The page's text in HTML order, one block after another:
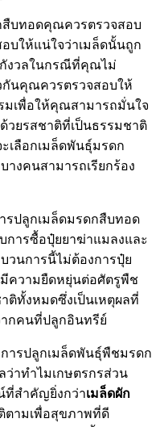
สืบทอดคุณควรตรวจสอบ
อบให้แน่ใจว่าเมล็ดนั้นถูก
งวลในกรณีที่คุณไม่
กันคุณควรตรวจสอบให้
มเพื่อให้คุณสามารถมั่นใจ
วยรสชาติที่เป็นธรรมชาติ
เลือกเมล็ดพันธุ์มรดก
างคนสามารถเรียกร้อง
รปลูกเมล็ดมรดกสืบทอด
การซื้อปุ๋ยยาฆ่าแมลงและ
วนการนี้ไม่ต้องการปุ๋ย
มีความยืดหยุ่นต่อศัตรูพืช
ติทั้งหมดซึ่งเป็นเหตุผลที่
กคนที่ปลูกอินทรีย์
การปลูกเมล็ดพันธุ์พืชมรดก
ว่าทำไมเกษตรกรส่วน
ที่สำคัญยิ่งกว่าเมล็ดผัก
ตามเพื่อสุขภาพที่ดี